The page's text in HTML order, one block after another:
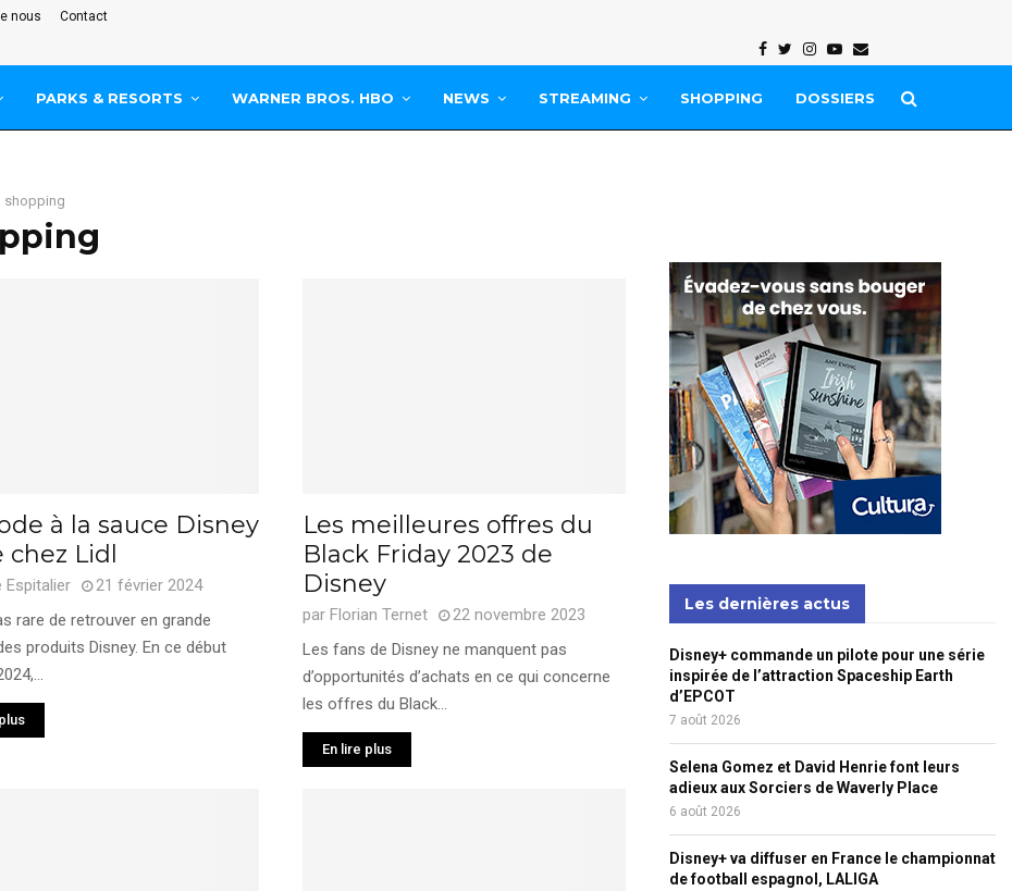
nous Contact
Facebook
Twitter
Instagram
Youtube
Email
PARKS & RESORTS WARNER BROS. HBO NEWS STREAMING SHOPPING DOSSIERS
shopping
à la sauce Disney
chez Lidl
Espitalier
21 février 2024
rare de retrouver en grande
produits Disney. En ce début
Les meilleures offres du
Black Friday 2023 de
Disney
par Florian Ternet
22 novembre 2023
Les fans de Disney ne manquent pas
d’opportunités d’achats en ce qui concerne
les offres du Black...
En lire plus
Les dernières actus
Disney+ commande un pilote pour une série
inspirée de l’attraction Spaceship Earth
d’EPCOT
7 août 2026
Selena Gomez et David Henrie font leurs
adieux aux Sorciers de Waverly Place
6 août 2026
Disney+ va diffuser en France le championnat
de football espagnol, LALIGA